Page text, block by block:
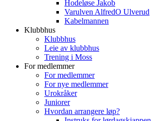
Hodeløse Jakob
Varulven AlfredO Ulverud
Kabelmannen
Klubbhus
Klubbhus
Leie av klubbhus
Trening i Moss
For medlemmer
For medlemmer
For nye medlemmer
Urokråker
Juniorer
Hvordan arrangere løp?